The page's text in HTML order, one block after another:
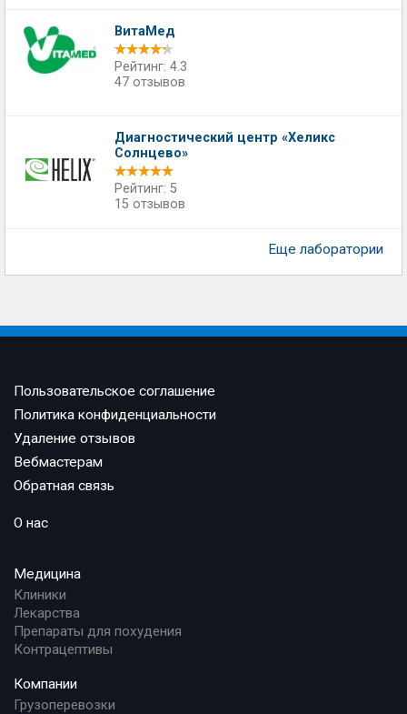
ВитаМед
Рейтинг: 4.3
47 отзывов
Диагностический центр «Хеликс
Солнцево»
Рейтинг: 5
15 отзывов
Еще лаборатории
Пользовательское соглашение
Политика конфиденциальности
Удаление отзывов
Вебмастерам
Обратная связь
О нас
Медицина
Клиники
Лекарства
Препараты для похудения
Контрацептивы
Компании
Грузоперевозки